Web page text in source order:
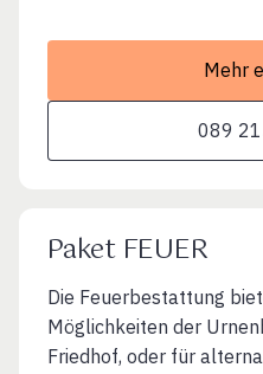
Mehr
089
Paket FEUER
Die Feuerbestattung
Möglichkeiten der
Friedhof, oder für